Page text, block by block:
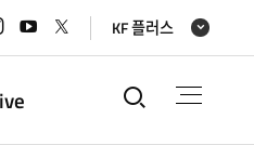
스북
가기
인스타그램
바로가기
유튜브
바로가기
x(트위터)
바로가기
KF 플러스
통합검